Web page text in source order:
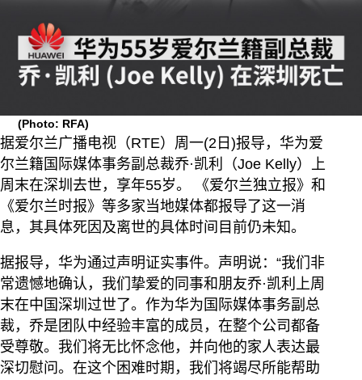
(Photo: RFA)
据爱尔兰广播电视（RTE）周一(2日)报导，华为爱
尔兰籍国际媒体事务副总裁乔·凯利（Joe Kelly）上
周末在深圳去世，享年55岁。 《爱尔兰独立报》和
《爱尔兰时报》等多家当地媒体都报导了这一消
息，其具体死因及离世的具体时间目前仍未知。
据报导，华为通过声明证实事件。声明说：“我们非
常遗憾地确认，我们挚爱的同事和朋友乔·凯利上周
末在中国深圳过世了。作为华为国际媒体事务副总
裁，乔是团队中经验丰富的成员，在整个公司都备
受尊敬。我们将无比怀念他，并向他的家人表达最
深切慰问。在这个困难时期，我们将竭尽所能帮助